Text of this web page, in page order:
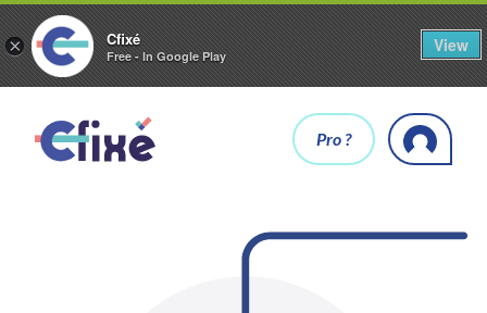
× Cfixé
Free - In Google Play
View
Pro ?